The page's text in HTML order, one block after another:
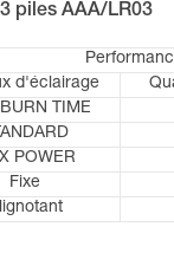
piles AAA/LR03
d'éclairage
TIME
POWER
Fixe